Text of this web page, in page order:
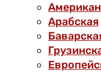
Арабская